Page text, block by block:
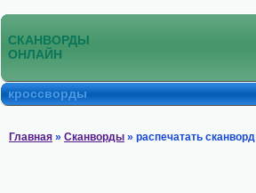
СКАНВОРДЫ
ОНЛАЙН
кроссворды
Главная » Сканворды » распечатать сканворд